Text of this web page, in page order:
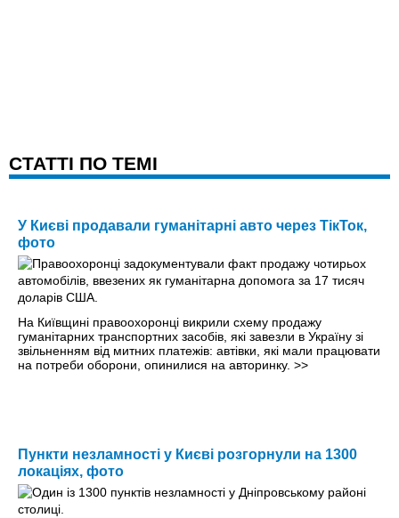
CТАТТІ ПО ТЕМІ
У Києві продавали гуманітарні авто через ТікТок,
фото
На Київщині правоохоронці викрили схему продажу
гуманітарних транспортних засобів, які завезли в Україну зі
звільненням від митних платежів: автівки, які мали працювати
на потреби оборони, опинилися на авторинку. >>
Пункти незламності у Києві розгорнули на 1300
локаціях, фото